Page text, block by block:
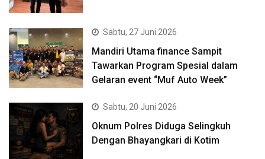
Sabtu, 27 Juni 2026
Mandiri Utama finance Sampit
Tawarkan Program Spesial dalam
Gelaran event “Muf Auto Week”
Sabtu, 20 Juni 2026
Oknum Polres Diduga Selingkuh
Dengan Bhayangkari di Kotim